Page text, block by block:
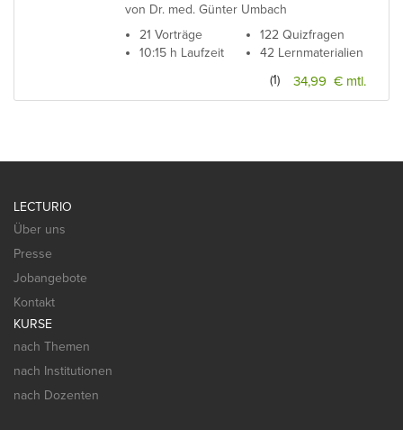
von Dr. med. Günter Umbach
21 Vorträge
10:15 h Laufzeit
122 Quizfragen
42 Lernmaterialien
34,99 € mtl.
(1)
LECTURIO
Über uns
Presse
Jobangebote
Kontakt
KURSE
nach Themen
nach Institutionen
nach Dozenten